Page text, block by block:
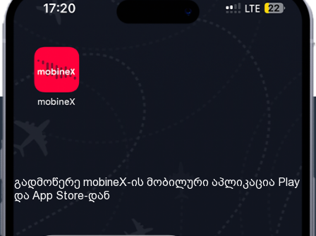
ჩვენ შესახებ
ჩვენი სერვისები
წესები და პირობები
გადმოწერე mobineX-ის მობილური აპლიკაცია Play
და App Store-დან